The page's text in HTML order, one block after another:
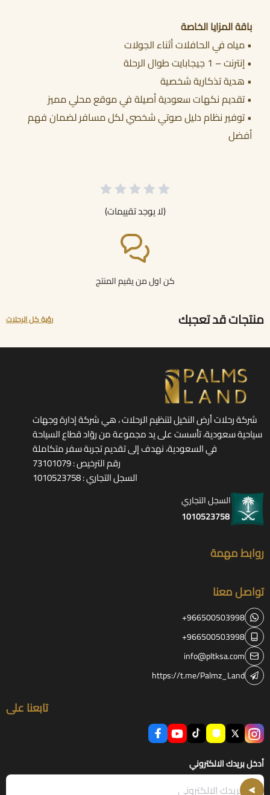
باقة المزايا الخاصة
• مياه في الحافلات أثناء الجولات
• إنترنت – 1 جيجابايت طوال الرحلة
• هدية تذكارية شخصية
• تقديم نكهات سعودية أصيلة في موقع محلي مميز
• توفير نظام دليل صوتي شخصي لكل مسافر لضمان فهم
أفضل
كن اول من يقيم المنتج
(لا يوجد تقييمات)
منتجات قد تعجبك رؤية كل الرحلات
شركة رحلات أرض النخيل لتنظيم الرحلات ، هي شركة إدارة وجهات
سياحية سعودية، تأسست على يد مجموعة من روّاد قطاع السياحة
في السعودية، نهدف إلى تقديم تجربة سفر متكاملة
رقم الترخيص : 73101079
السجل التجاري : 1010523758
السجل التجاري
1010523758
روابط مهمة
تواصل معنا
+966500503998
+966500503998
info@pltksa.com
https://t.me/Palmz_Land
تابعنا على
أدخل بريدك الالكتروني